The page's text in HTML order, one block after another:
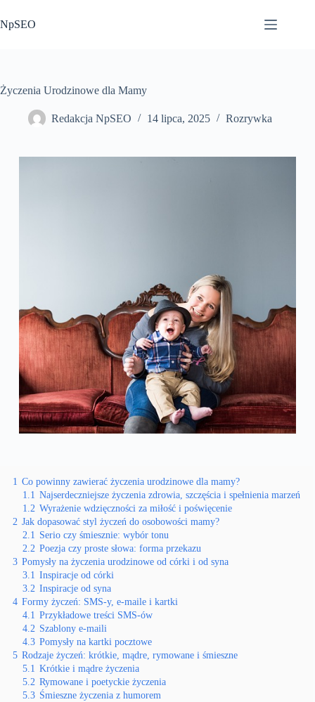
do
treści
NpSEO
Życzenia Urodzinowe dla Mamy
Redakcja NpSEO 14 lipca, 2025 Rozrywka
1 Co powinny zawierać życzenia urodzinowe dla mamy?
1.1 Najserdeczniejsze życzenia zdrowia, szczęścia i spełnienia marzeń
1.2 Wyrażenie wdzięczności za miłość i poświęcenie
2 Jak dopasować styl życzeń do osobowości mamy?
2.1 Serio czy śmiesznie: wybór tonu
2.2 Poezja czy proste słowa: forma przekazu
3 Pomysły na życzenia urodzinowe od córki i od syna
3.1 Inspiracje od córki
3.2 Inspiracje od syna
4 Formy życzeń: SMS-y, e-maile i kartki
4.1 Przykładowe treści SMS-ów
4.2 Szablony e-maili
4.3 Pomysły na kartki pocztowe
5 Rodzaje życzeń: krótkie, mądre, rymowane i śmieszne
5.1 Krótkie i mądre życzenia
5.2 Rymowane i poetyckie życzenia
5.3 Śmieszne życzenia z humorem